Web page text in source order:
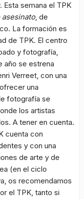
Esta semana el TPK
, de
La formación es
de TPK. El centro
y fotografía,
año se estrena
Verreet, con una
una
fotografía se
los artistas
A tener en cuenta.
cuenta con
y con una
de arte y de
(en el ciclo
os recomendamos
el TPK, tanto si